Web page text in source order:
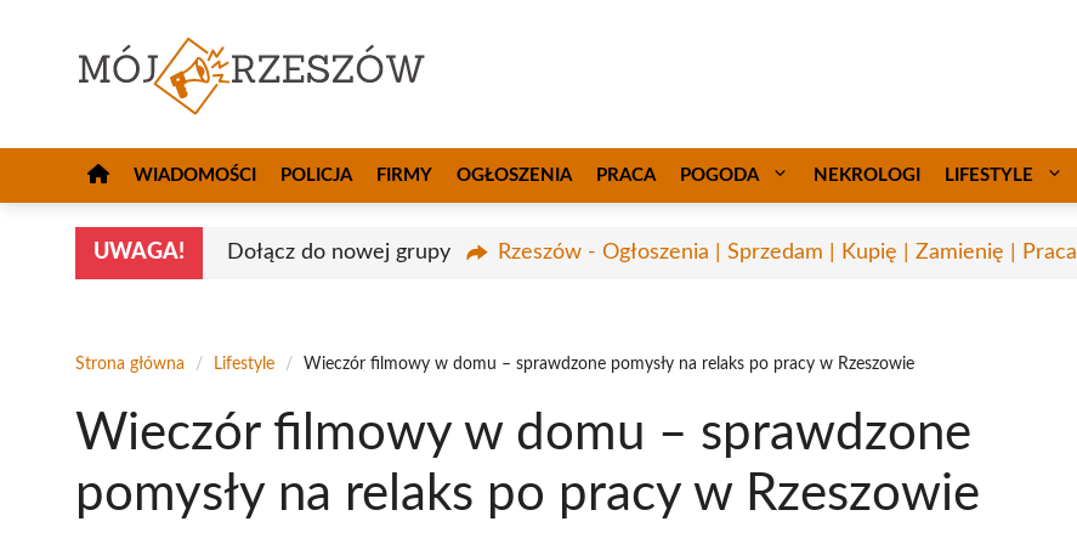
WIADOMOŚCI POLICJA FIRMY OGŁOSZENIA PRACA POGODA NEKROLOGI LIFESTYLE
UWAGA! Dołącz do nowej grupy Rzeszów - Ogłoszenia | Sprzedam | Kupię | Zamienię | Praca
Strona główna / Lifestyle / Wieczór filmowy w domu – sprawdzone pomysły na relaks po pracy w Rzeszowie
Wieczór filmowy w domu – sprawdzone
pomysły na relaks po pracy w Rzeszowie